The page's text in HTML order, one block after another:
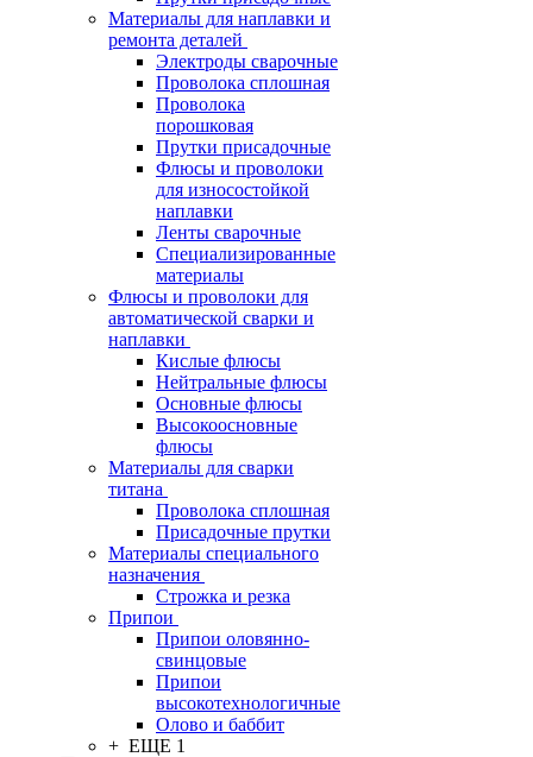
Материалы для наплавки и
ремонта деталей
Электроды сварочные
Проволока сплошная
Проволока
порошковая
Прутки присадочные
Флюсы и проволоки
для износостойкой
наплавки
Ленты сварочные
Специализированные
материалы
Флюсы и проволоки для
автоматической сварки и
наплавки
Кислые флюсы
Нейтральные флюсы
Основные флюсы
Высокоосновные
флюсы
Материалы для сварки
титана
Проволока сплошная
Присадочные прутки
Материалы специального
назначения
Строжка и резка
Припои
Припои оловянно-
свинцовые
Припои
высокотехнологичные
Олово и баббит
+ ЕЩЕ 1